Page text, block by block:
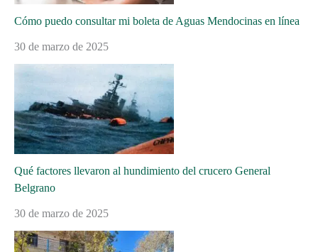
Cómo puedo consultar mi boleta de Aguas Mendocinas en línea
30 de marzo de 2025
Qué factores llevaron al hundimiento del crucero General
Belgrano
30 de marzo de 2025